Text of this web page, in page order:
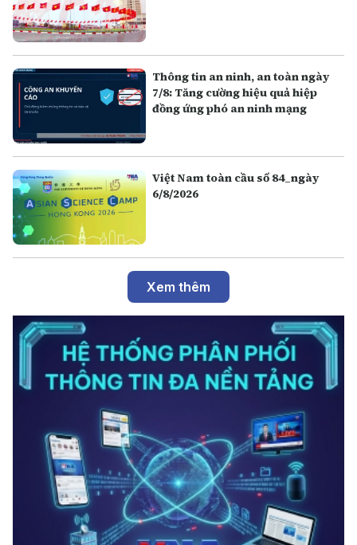
Thông tin an ninh, an toàn ngày
7/8: Tăng cường hiệu quả hiệp
đồng ứng phó an ninh mạng
Việt Nam toàn cầu số 84_ngày
6/8/2026
Xem thêm